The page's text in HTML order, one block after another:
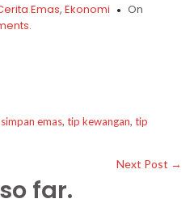
Emas, Ekonomi
On
emas, tip kewangan, tip
Next Post →
far.